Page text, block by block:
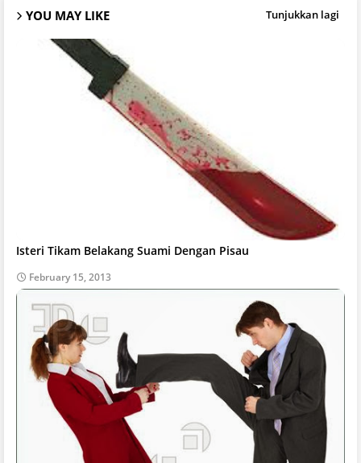
YOU MAY LIKE Tunjukkan lagi
Isteri Tikam Belakang Suami Dengan Pisau
February 15, 2013